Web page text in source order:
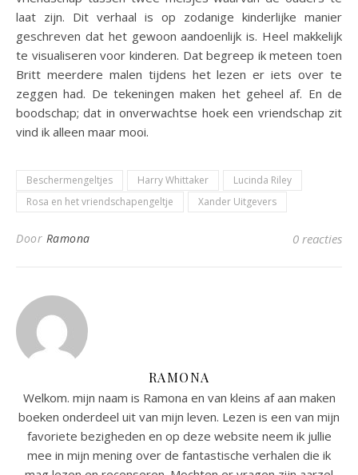
laat zijn. Dit verhaal is op zodanige kinderlijke manier
geschreven dat het gewoon aandoenlijk is. Heel makkelijk
te visualiseren voor kinderen. Dat begreep ik meteen toen
Britt meerdere malen tijdens het lezen er iets over te
zeggen had. De tekeningen maken het geheel af. En de
boodschap; dat in onverwachtse hoek een vriendschap zit
vind ik alleen maar mooi.
Beschermengeltjes Harry Whittaker
Lucinda Riley
Rosa en het vriendschapengeltje
Xander Uitgevers
Door Ramona 0 reacties
RAMONA
Welkom. mijn naam is Ramona en van kleins af aan maken
boeken onderdeel uit van mijn leven. Lezen is een van mijn
favoriete bezigheden en op deze website neem ik jullie
mee in mijn mening over de fantastische verhalen die ik